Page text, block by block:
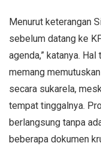
Menurut keterangan
sebelum datang ke
agenda,” katanya.
memang
secara sukarela,
tempat tinggalnya.
berlangsung tanpa
beberapa dokumen